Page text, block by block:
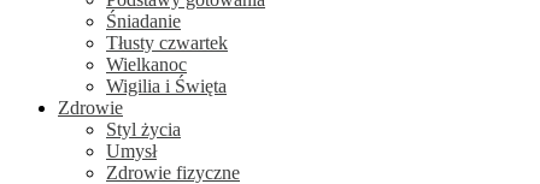
Śniadanie
Tłusty czwartek
Wielkanoc
Wigilia i Święta
Zdrowie
Styl życia
Umysł
Zdrowie fizyczne